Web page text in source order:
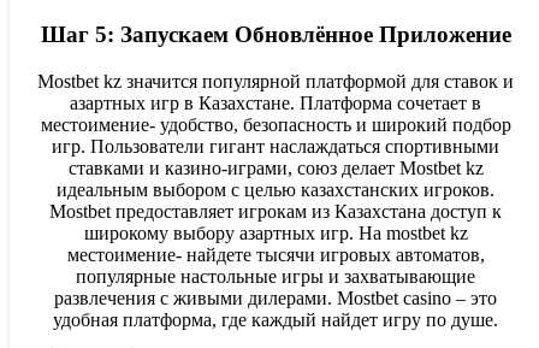
Шаг 5: Запускаем Обновлённое Приложение
Mostbet kz значится популярной платформой для ставок и
азартных игр в Казахстане. Платформа сочетает в
местоимение- удобство, безопасность и широкий подбор
игр. Пользователи гигант наслаждаться спортивными
ставками и казино-играми, союз делает Mostbet kz
идеальным выбором с целью казахстанских игроков.
Mostbet предоставляет игрокам из Казахстана доступ к
широкому выбору азартных игр. На mostbet kz
местоимение- найдете тысячи игровых автоматов,
популярные настольные игры и захватывающие
развлечения с живыми дилерами. Mostbet casino – это
удобная платформа, где каждый найдет игру по душе.